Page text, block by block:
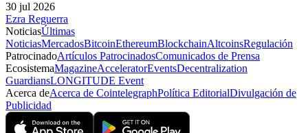
30 jul 2026
Ezra Reguerra
NoticiasÚltimas
NoticiasMercadosBitcoinEthereumBlockchainAltcoinsRegulación
PatrocinadoArtículos PatrocinadosComunicados de Prensa
EcosistemaMagazineAcceleratorEventsDecentralization
GuardiansLONGITUDE Event
Acerca deAcerca de CointelegraphPolítica EditorialDivulgación de
Publicidad